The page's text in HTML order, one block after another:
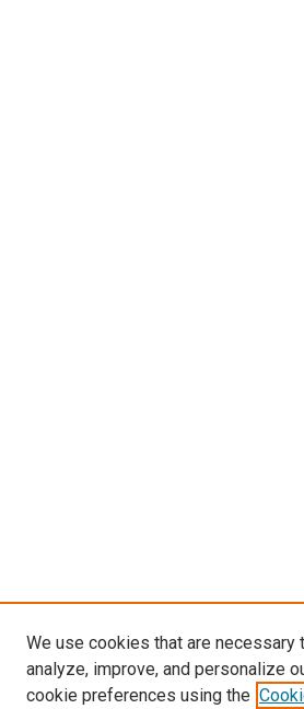
We use cookies that are
analyze, improve, and personalize
cookie preferences using the